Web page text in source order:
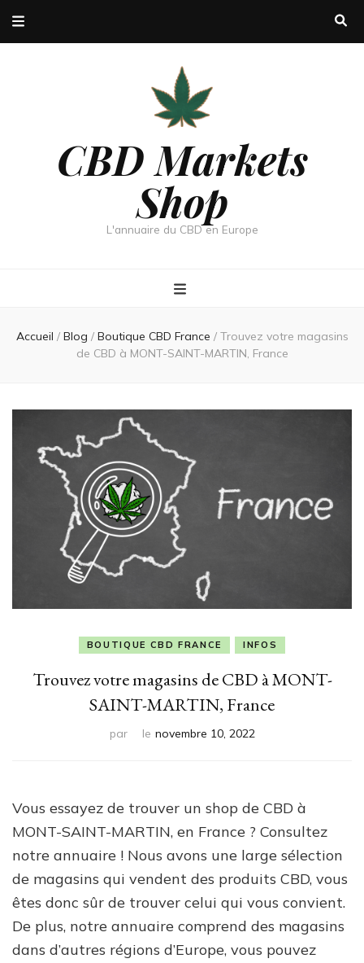
CBD Markets
Shop
L'annuaire du CBD en Europe
Accueil / Blog / Boutique CBD France / Trouvez votre magasins
de CBD à MONT-SAINT-MARTIN, France
BOUTIQUE CBD FRANCE INFOS
Trouvez votre magasins de CBD à MONT-
SAINT-MARTIN, France
par le novembre 10, 2022
Vous essayez de trouver un shop de CBD à
MONT-SAINT-MARTIN, en France ? Consultez
notre annuaire ! Nous avons une large sélection
de magasins qui vendent des produits CBD, vous
êtes donc sûr de trouver celui qui vous convient.
De plus, notre annuaire comprend des magasins
dans d’autres régions d’Europe, vous pouvez